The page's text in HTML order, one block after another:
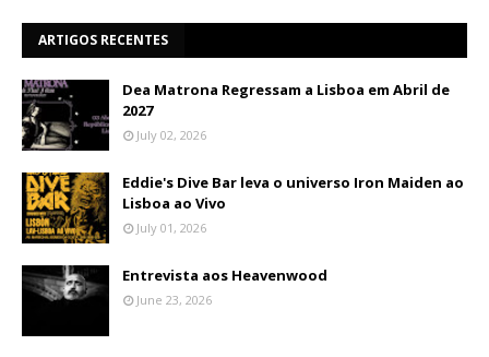
ARTIGOS RECENTES
Dea Matrona Regressam a Lisboa em Abril de
2027
July 02, 2026
Eddie's Dive Bar leva o universo Iron Maiden ao
Lisboa ao Vivo
July 01, 2026
Entrevista aos Heavenwood
June 23, 2026